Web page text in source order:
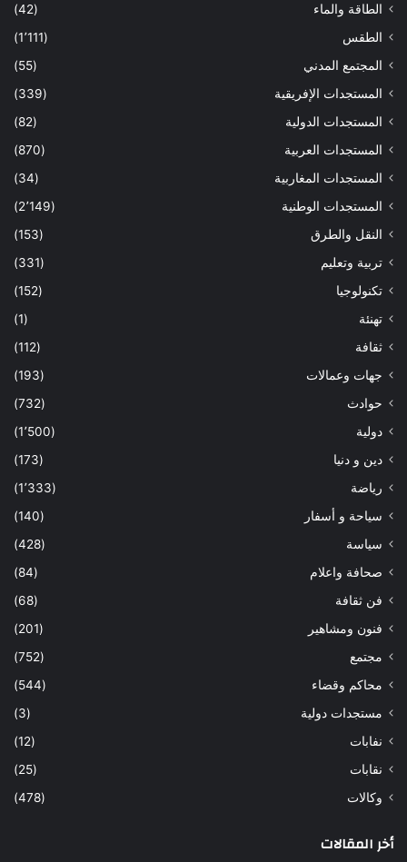
الطاقة والماء
(42)
الطقس
(1٬111)
المجتمع المدني
(55)
المستجدات الإفريقية
(339)
المستجدات الدولية
(82)
المستجدات العربية
(870)
المستجدات المغاربية
(34)
المستجدات الوطنية
(2٬149)
النقل والطرق
(153)
تربية وتعليم
(331)
تكنولوجيا
(152)
تهنئة
(1)
ثقافة
(112)
جهات وعمالات
(193)
حوادث
(732)
دولية
(1٬500)
دين و دنيا
(173)
رياضة
(1٬333)
سياحة و أسفار
(140)
سياسة
(428)
صحافة واعلام
(84)
فن ثقافة
(68)
فنون ومشاهير
(201)
مجتمع
(752)
محاكم وقضاء
(544)
مستجدات دولية
(3)
نفابات
(12)
نقابات
(25)
وكالات
(478)
أخر المقالات